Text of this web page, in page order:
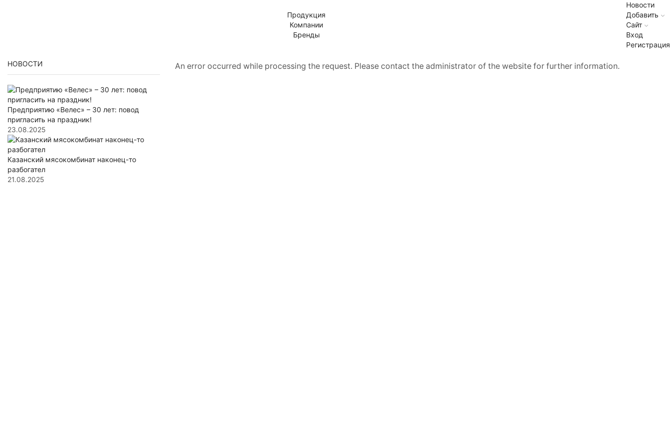
Продукция
Компании
Бренды
Новости
Добавить
Сайт
Вход
Регистрация
An error occurred while processing the request. Please contact the administrator of the website for further information.
НОВОСТИ
Предприятию «Велес» – 30 лет: повод
пригласить на праздник!
23.08.2025
Казанский мясокомбинат наконец-то
разбогател
21.08.2025